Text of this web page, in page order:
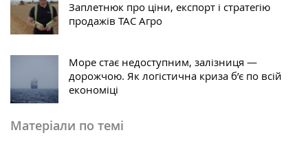
Заплетнюк про ціни, експорт і стратегію
продажів ТАС Агро
Море стає недоступним, залізниця —
дорожчою. Як логістична криза б’є по всій
економіці
Матеріали по темі